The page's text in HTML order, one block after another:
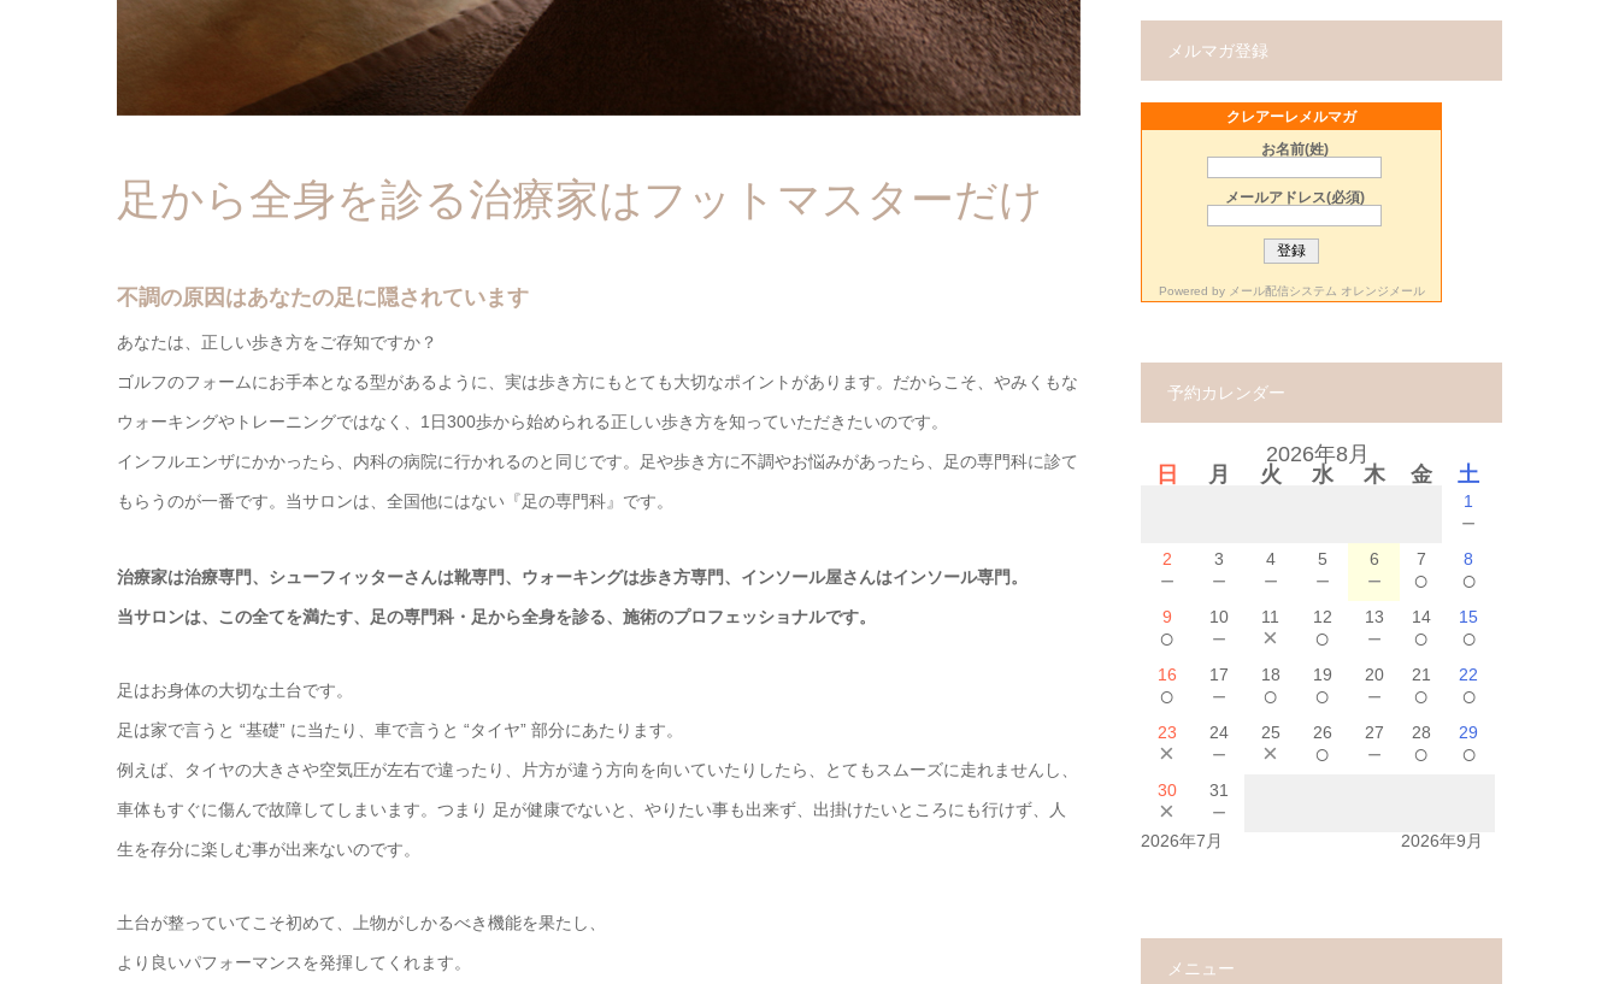
足から全身を診る治療家はフットマスターだけ
不調の原因はあなたの足に隠されています
あなたは、正しい歩き方をご存知ですか？
ゴルフのフォームにお手本となる型があるように、実は歩き方にもとても大切なポイントがあります。だからこそ、やみくもな
ウォーキングやトレーニングではなく、1日300歩から始められる正しい歩き方を知っていただきたいのです。
インフルエンザにかかったら、内科の病院に行かれるのと同じです。足や歩き方に不調やお悩みがあったら、足の専門科に診て
もらうのが一番です。当サロンは、全国他にはない『足の専門科』です。
治療家は治療専門、シューフィッターさんは靴専門、ウォーキングは歩き方専門、インソール屋さんはインソール専門。
当サロンは、この全てを満たす、足の専門科・足から全身を診る、施術のプロフェッショナルです。
足はお身体の大切な土台です。
足は家で言うと “基礎” に当たり、車で言うと “タイヤ” 部分にあたります。
例えば、タイヤの大きさや空気圧が左右で違ったり、片方が違う方向を向いていたりしたら、とてもスムーズに走れませんし、
車体もすぐに傷んで故障してしまいます。つまり 足が健康でないと、やりたい事も出来ず、出掛けたいところにも行けず、人
生を存分に楽しむ事が出来ないのです。
土台が整っていてこそ初めて、上物がしかるべき機能を果たし、
より良いパフォーマンスを発揮してくれます。
メルマガ登録
クレアーレメルマガ
お名前(姓)
メールアドレス(必須)
Powered by メール配信システム オレンジメール
予約カレンダー
2026年8月
日
月 火 水 木 金 土
1
－
2
－
3
－
4
－
5
－
6
－
7
○
8
○
9
○
10
－
11
×
12
○
13
－
14
○
15
○
16
○
17
－
18
○
19
○
20
－
21
○
22
○
23
×
24
－
25
×
26
○
27
－
28
○
29
○
30
×
31
－
2026年7月 2026年9月
メニュー